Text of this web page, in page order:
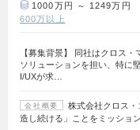
1000万円 ～ 1249万円
600万以上
【募集背景】 同社はクロス
ソリューションを担い、特に
I/UXが求…
会社概要
株式会社クロス
造し続ける」ことをミッショ